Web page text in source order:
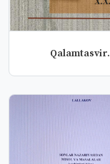
Qalamtasvir.